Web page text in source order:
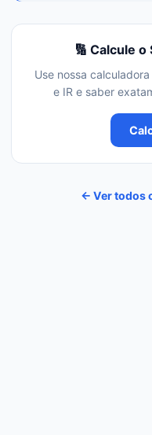
🔢 Calcule
Use nossa
e IR e saber
← Ver todos